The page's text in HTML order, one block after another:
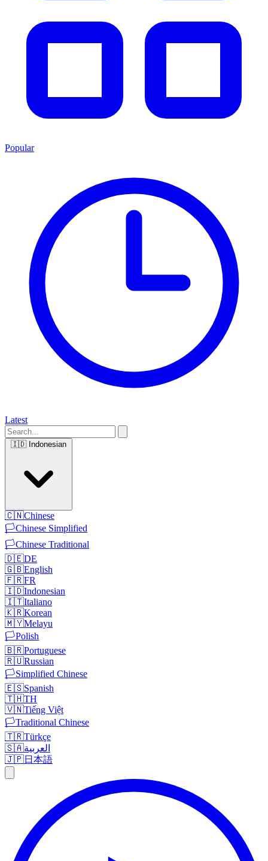
Popular
Latest
🇮🇩 Indonesian
🇨🇳Chinese
🏳️Chinese Simplified
🏳️Chinese Traditional
🇩🇪DE
🇬🇧English
🇫🇷FR
🇮🇩Indonesian
🇮🇹Italiano
🇰🇷Korean
🇲🇾Melayu
🏳️Polish
🇧🇷Portuguese
🇷🇺Russian
🏳️Simplified Chinese
🇪🇸Spanish
🇹🇭TH
🇻🇳Tiếng Việt
🏳️Traditional Chinese
🇹🇷Türkçe
🇸🇦العربية
🇯🇵日本語